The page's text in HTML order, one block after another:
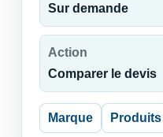
Sur demande
Action
Comparer le devis
Marque Produits